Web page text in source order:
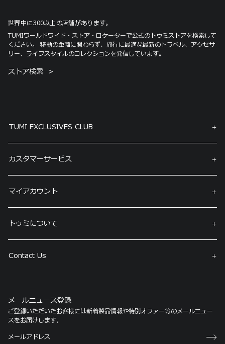
世界中に300以上の店舗があります。
TUMIワールドワイド・ストア・ロケーターで公式のトゥミストアを検索して
ください。 移動の距離に関わらず、旅行に最適な最新のトラベル、アクセサ
リー、ライフスタイルのコレクションを発信しています。
ストア検索
TUMI EXCLUSIVES CLUB
カスタマーサービス
マイアカウント
トゥミについて
Contact Us
メールニュース登録
ご登録いただいたお客様には新着製品情報や特別オファー等のメールニュー
スをお届けします。